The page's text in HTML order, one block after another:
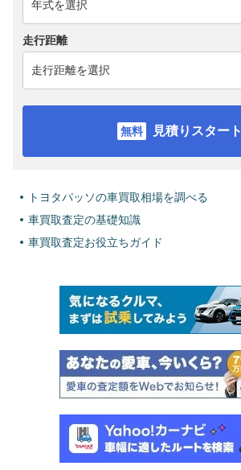
走行距離
見積りスタート
トヨタパッソの車買取相場を調べる
車買取査定の基礎知識
車買取査定お役立ちガイド